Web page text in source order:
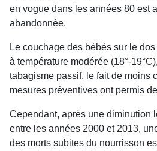
en vogue dans les années 80 est
abandonnée.
Le couchage des bébés sur le
à température modérée (18°-
tabagisme passif, le fait de moins
mesures préventives ont permis
Cependant, après une diminution
entre les années 2000 et 2013,
des morts subites du nourrisson